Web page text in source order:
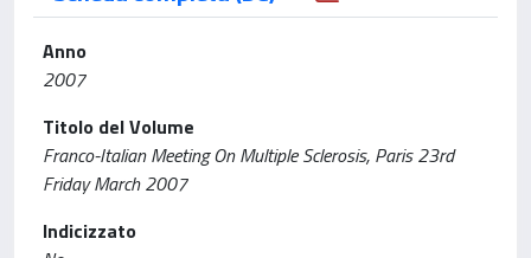
Anno
2007
Titolo del Volume
Franco-Italian Meeting On Multiple Sclerosis, Paris 23rd
Friday March 2007
Indicizzato